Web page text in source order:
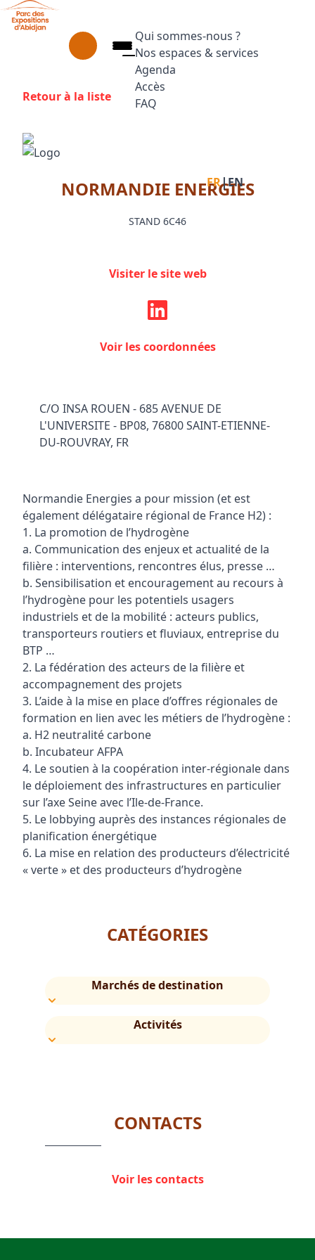
Aller au contenu principal
Qui sommes-nous ?
Nos espaces & services
Agenda
Accès
FAQ
FR|EN
Retour à la liste
NORMANDIE ENERGIES
STAND 6C46
Visiter le site web
Voir les coordonnées
C/O INSA ROUEN - 685 AVENUE DE
L'UNIVERSITE - BP08, 76800 SAINT-ETIENNE-
DU-ROUVRAY, FR
Normandie Energies a pour mission (et est
également délégataire régional de France H2) :
1. La promotion de l’hydrogène
a. Communication des enjeux et actualité de la
filière : interventions, rencontres élus, presse …
b. Sensibilisation et encouragement au recours à
l’hydrogène pour les potentiels usagers
industriels et de la mobilité : acteurs publics,
transporteurs routiers et fluviaux, entreprise du
BTP …
2. La fédération des acteurs de la filière et
accompagnement des projets
3. L’aide à la mise en place d’offres régionales de
formation en lien avec les métiers de l’hydrogène :
a. H2 neutralité carbone
b. Incubateur AFPA
4. Le soutien à la coopération inter-régionale dans
le déploiement des infrastructures en particulier
sur l’axe Seine avec l’Ile-de-France.
5. Le lobbying auprès des instances régionales de
planification énergétique
6. La mise en relation des producteurs d’électricité
« verte » et des producteurs d’hydrogène
CATÉGORIES
Marchés de destination
Activités
CONTACTS
Voir les contacts
Panneau de gestion des cookies